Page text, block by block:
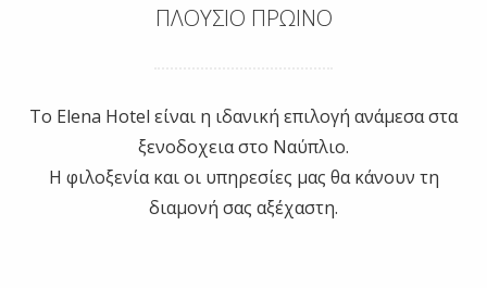
ΠΛΟΥΣΙΟ ΠΡΩΙΝΟ
Το Elena Hotel είναι η ιδανική επιλογή ανάμεσα στα
ξενοδοχεια στο Ναύπλιο.
Η φιλοξενία και οι υπηρεσίες μας θα κάνουν τη
διαμονή σας αξέχαστη.